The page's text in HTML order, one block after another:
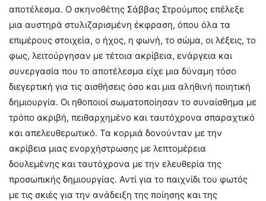
αποτέλεσμα. Ο σκηνοθέτης Σάββας Στρούμπος επέλεξε
μια αυστηρά στυλιζαρισμένη έκφραση, όπου όλα τα
επιμέρους στοιχεία, ο ήχος, η φωνή, το σώμα, οι λέξεις, το
φως, λειτούργησαν με τέτοια ακρίβεια, ενάργεια και
συνεργασία που το αποτέλεσμα είχε μια δύναμη τόσο
διεγερτική για τις αισθήσεις όσο και μια αληθινή ποιητική
δημιουργία. Οι ηθοποιοί σωματοποίησαν το συναίσθημα με
τρόπο ακριβή, πειθαρχημένο και ταυτόχρονα σπαραχτικό
και απελευθερωτικό. Τα κορμιά δονούνταν με την
ακρίβεια μιας ενορχήστρωσης με λεπτομέρεια
δουλεμένης και ταυτόχρονα με την ελευθερία της
προσωπικής δημιουργίας. Αντί για το παιχνίδι του φωτός
με τις σκιές για την ανάδειξη της ποίησης και της